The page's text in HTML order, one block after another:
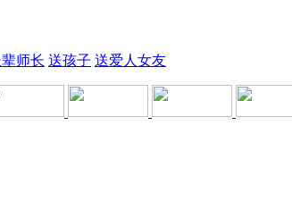
师长 送孩子 送爱人女友